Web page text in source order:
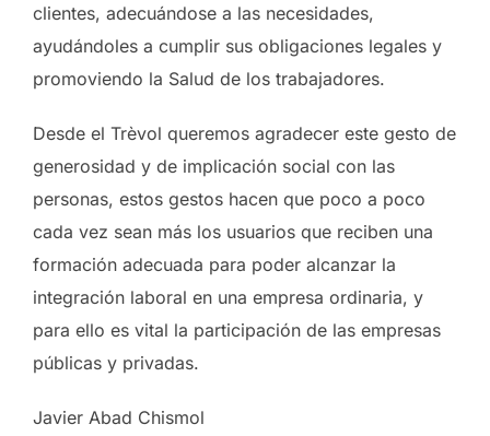
clientes, adecuándose a las necesidades,
ayudándoles a cumplir sus obligaciones legales y
promoviendo la Salud de los trabajadores.
Desde el Trèvol queremos agradecer este gesto de
generosidad y de implicación social con las
personas, estos gestos hacen que poco a poco
cada vez sean más los usuarios que reciben una
formación adecuada para poder alcanzar la
integración laboral en una empresa ordinaria, y
para ello es vital la participación de las empresas
públicas y privadas.
Javier Abad Chismol